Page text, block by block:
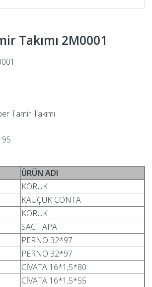
Takımı 2M0001
Tamir Takımı
ÜRÜN ADI
KÖRÜK
KAUÇUK CONTA
KÖRÜK
SAC TAPA
PERNO 32*97
PERNO 32*97
CİVATA 16*1,5*80
CİVATA 16*1,5*55